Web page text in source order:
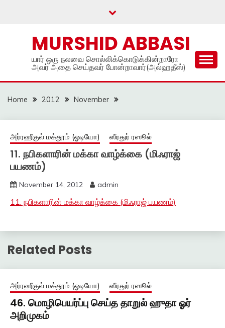
MURSHID ABBASI
யார் ஒரு நலவை சொல்லிக்கொடுக்கின்றாரோ
அவர் அதை செய்தவர் போன்றாவார்(அல்ஹதீஸ்)
Home 2012 November
அர்ரஹீகுல் மக்தூம் (ஓடியோ) ஸீரதுர் ரஸூல்
11. நபிகளாரின் மக்கா வாழ்க்கை (மிஃராஜ்
பயணம்)
November 14, 2012 admin
11. நபிகளாரின் மக்கா வாழ்க்கை (மிஃராஜ் பயணம்)
Related Posts
அர்ரஹீகுல் மக்தூம் (ஓடியோ) ஸீரதுர் ரஸூல்
46. மொழிபெயர்ப்பு செய்த தாறுல் ஹுதா ஓர்
அறிமுகம்